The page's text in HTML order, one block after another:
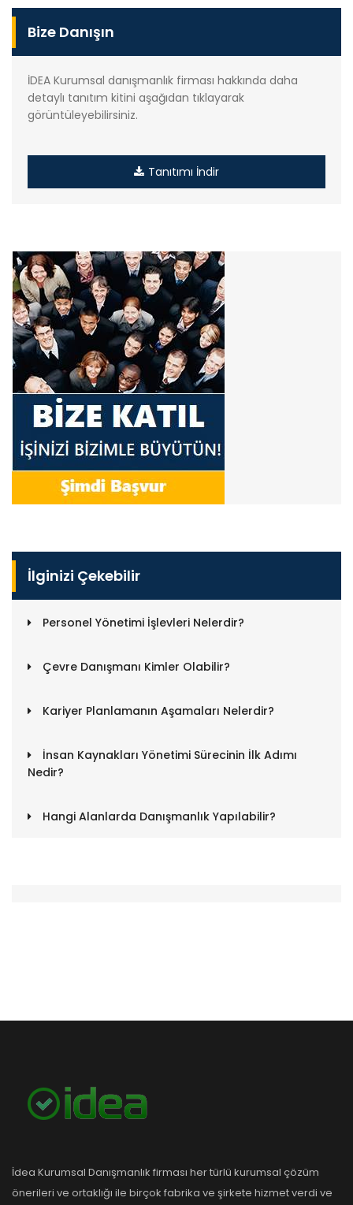
Bize Danışın
İDEA Kurumsal danışmanlık firması hakkında daha
detaylı tanıtım kitini aşağıdan tıklayarak
görüntüleyebilirsiniz.
Tanıtımı İndir
İlginizi Çekebilir
Personel Yönetimi İşlevleri Nelerdir?
Çevre Danışmanı Kimler Olabilir?
Kariyer Planlamanın Aşamaları Nelerdir?
İnsan Kaynakları Yönetimi Sürecinin İlk Adımı
Nedir?
Hangi Alanlarda Danışmanlık Yapılabilir?
İdea Kurumsal Danışmanlık firması her türlü kurumsal çözüm
önerileri ve ortaklığı ile birçok fabrika ve şirkete hizmet verdi ve